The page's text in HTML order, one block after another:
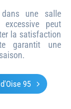
dans une salle
peut
la satisfaction
garantit une
95